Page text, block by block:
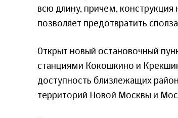
всю длину, причем,
позволяет предотвратить
Открыт новый остановочный
станциями Кокошкино и
доступность близлежащих
территорий Новой Москвы и